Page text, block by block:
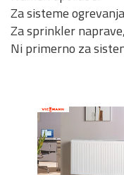
Za sisteme
Za sprinkler
Ni primerno za